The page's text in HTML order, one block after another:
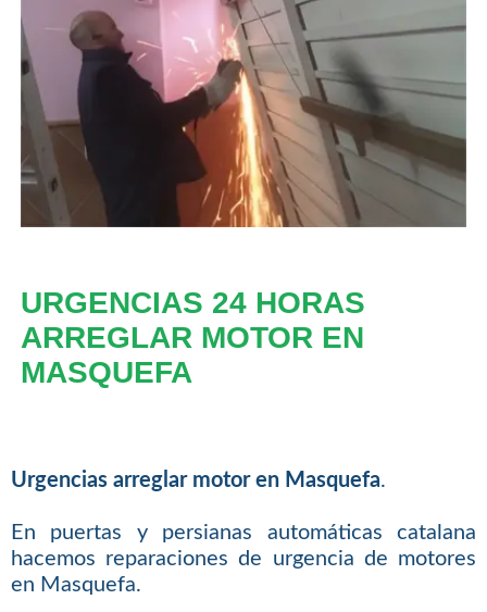
URGENCIAS 24 HORAS
ARREGLAR MOTOR EN
MASQUEFA
Urgencias arreglar motor en Masquefa.
En puertas y persianas automáticas catalana
hacemos reparaciones de urgencia de motores
en Masquefa.